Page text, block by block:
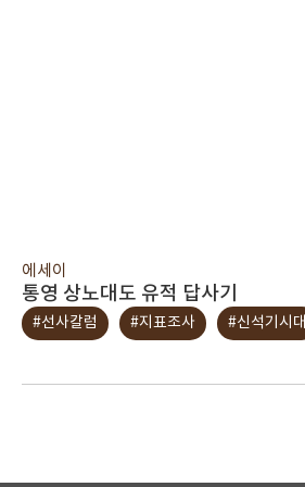
에세이
통영 상노대도 유적 답사기
#선사칼럼 #지표조사 #신석기시대